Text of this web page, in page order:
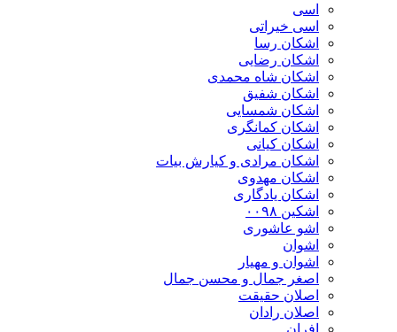
اسی
اسی خیراتی
اشکان رسا
اشکان رضایی
اشکان شاه محمدی
اشکان شفیق
اشکان شمسایی
اشکان‌ کمانگری
اشکان کیانی
اشکان مرادی و کیارش بیات
اشکان مهدوی
اشکان یادگاری
اشکین ۰۰۹۸
اشو عاشوری
اشوان
اشوان و مهیار
اصغر جمال و محسن جمال
اصلان حقیقت
اصلان رادان
افران